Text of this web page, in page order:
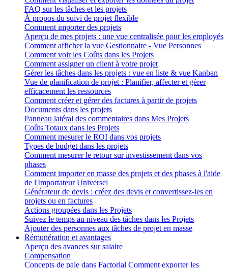
FAQ sur les tâches et les projets
À propos du suivi de projet flexible
Comment importer des projets
Aperçu de mes projets : une vue centralisée pour les employés
Comment afficher la vue Gestionnaire - Vue Personnes
Comment voir les Coûts dans les Projets
Comment assigner un client à votre projet
Gérer les tâches dans les projets : vue en liste & vue Kanban
Vue de planification de projet : Planifier, affecter et gérer
efficacement les ressources
Comment créer et gérer des factures à partir de projets
Documents dans les projets
Panneau latéral des commentaires dans Mes Projets
Coûts Totaux dans les Projets
Comment mesurer le ROI dans vos projets
Types de budget dans les projets
Comment mesurer le retour sur investissement dans vos
phases
Comment importer en masse des projets et des phases à l'aide
de l'Importateur Universel
Générateur de devis : créez des devis et convertissez-les en
projets ou en factures
Actions groupées dans les Projets
Suivez le temps au niveau des tâches dans les Projets
Ajouter des personnes aux tâches de projet en masse
Rémunération et avantages
Aperçu des avances sur salaire
Compensation
Concepts de paie dans Factorial Comment exporter les